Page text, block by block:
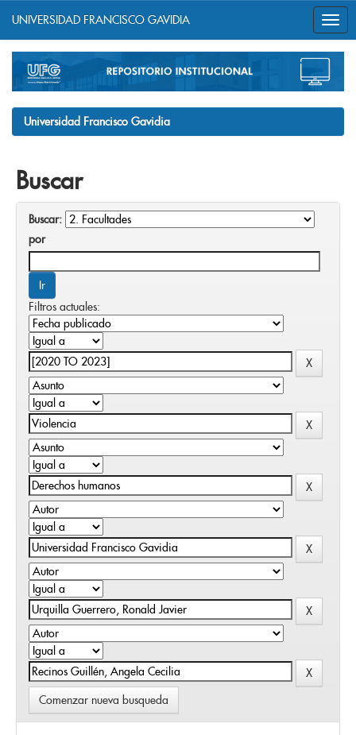
navigation
UNIVERSIDAD FRANCISCO GAVIDIA
Universidad Francisco Gavidia
Buscar
Buscar:
por
Filtros actuales:
Comenzar nueva busqueda